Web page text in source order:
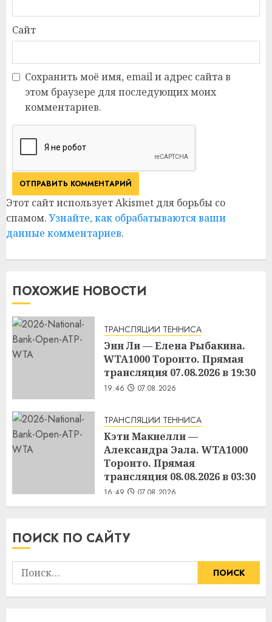
Сайт
Сохранить моё имя, email и адрес сайта в
этом браузере для последующих моих
комментариев.
Этот сайт использует Akismet для борьбы со
спамом. Узнайте, как обрабатываются ваши
данные комментариев.
ПОХОЖИЕ НОВОСТИ
ТРАНСЛЯЦИИ ТЕННИСА
Энн Ли — Елена Рыбакина.
WTA1000 Торонто. Прямая
трансляция 07.08.2026 в 19:30
19:46 07.08.2026
ТРАНСЛЯЦИИ ТЕННИСА
Кэти Макнелли —
Александра Эала. WTA1000
Торонто. Прямая
трансляция 08.08.2026 в 03:30
16:49 07.08.2026
ПОИСК ПО САЙТУ
Найти: